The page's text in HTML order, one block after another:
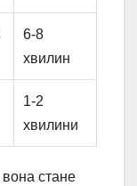
6-8
хвилин
1-2
хвилини
вона стане